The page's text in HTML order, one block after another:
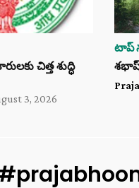
చిత్త శుద్ధి
3, 2026
టాప్